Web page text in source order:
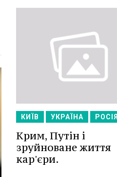
КИЇВ УКРАЇНА РОСІЯ
Крим, Путін і
зруйноване життя
кар'єри.